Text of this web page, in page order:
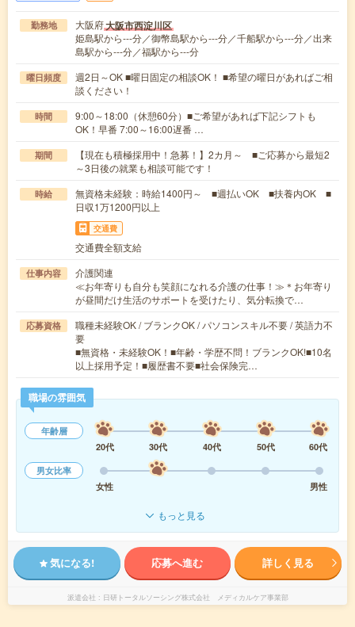
勤務地 大阪府大阪市西淀川区
姫島駅から---分／御幣島駅から---分／千船駅から---分／出来
島駅から---分／福駅から---分
曜日頻度
週2日～OK ■曜日固定の相談OK！ ■希望の曜日があればご相
談ください！
時間
9:00～18:00（休憩60分）■ご希望があれば下記シフトも
OK！早番 7:00～16:00遅番 …
期間
【現在も積極採用中！急募！】2カ月～ ■ご応募から最短2
～3日後の就業も相談可能です！
時給
無資格未経験：時給1400円～ ■週払いOK ■扶養内OK ■
日収1万1200円以上
交通費
交通費全額支給
仕事内容
介護関連
≪お年寄りも自分も笑顔になれる介護の仕事！≫＊お年寄り
が昼間だけ生活のサポートを受けたり、気分転換で…
応募資格
職種未経験OK / ブランクOK / パソコンスキル不要 / 英語力不
要
■無資格・未経験OK！■年齢・学歴不問！ブランクOK!■10名
以上採用予定！■履歴書不要■社会保険完…
職場の雰囲気
年齢層
20代
30代 40代 50代
60代
男女比率
女性
男性
もっと見る
気になる! 応募へ進む 詳しく見る
派遣会社 日研トータルソーシング株式会社 メディカルケア事業部